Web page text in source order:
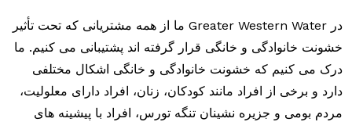
در Greater Western Water ما از همه مشتریانی که تحت تأثیر
خشونت خانوادگی و خانگی قرار گرفته اند پشتیبانی می کنیم. ما
درک می کنیم که خشونت خانوادگی و خانگی اشکال مختلفی
دارد و برخی از افراد مانند کودکان، زنان، افراد دارای معلولیت،
مردم بومی و جزیره نشینان تنگه تورس، افراد با پیشینه های